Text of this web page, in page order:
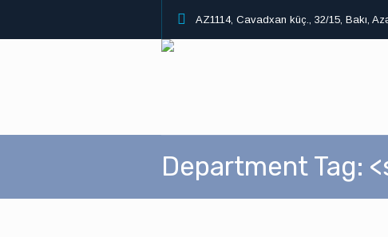
AZ1114, Cavadxan küç., 32/15, Bakı,
Department Tag: